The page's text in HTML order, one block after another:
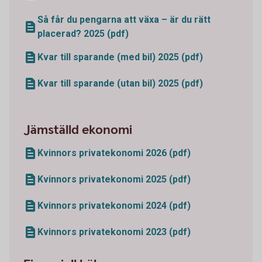
Så får du pengarna att växa – är du rätt
placerad? 2025 (pdf)
Kvar till sparande (med bil) 2025 (pdf)
Kvar till sparande (utan bil) 2025 (pdf)
Jämställd ekonomi
Kvinnors privatekonomi 2026 (pdf)
Kvinnors privatekonomi 2025 (pdf)
Kvinnors privatekonomi 2024 (pdf)
Kvinnors privatekonomi 2023 (pdf)